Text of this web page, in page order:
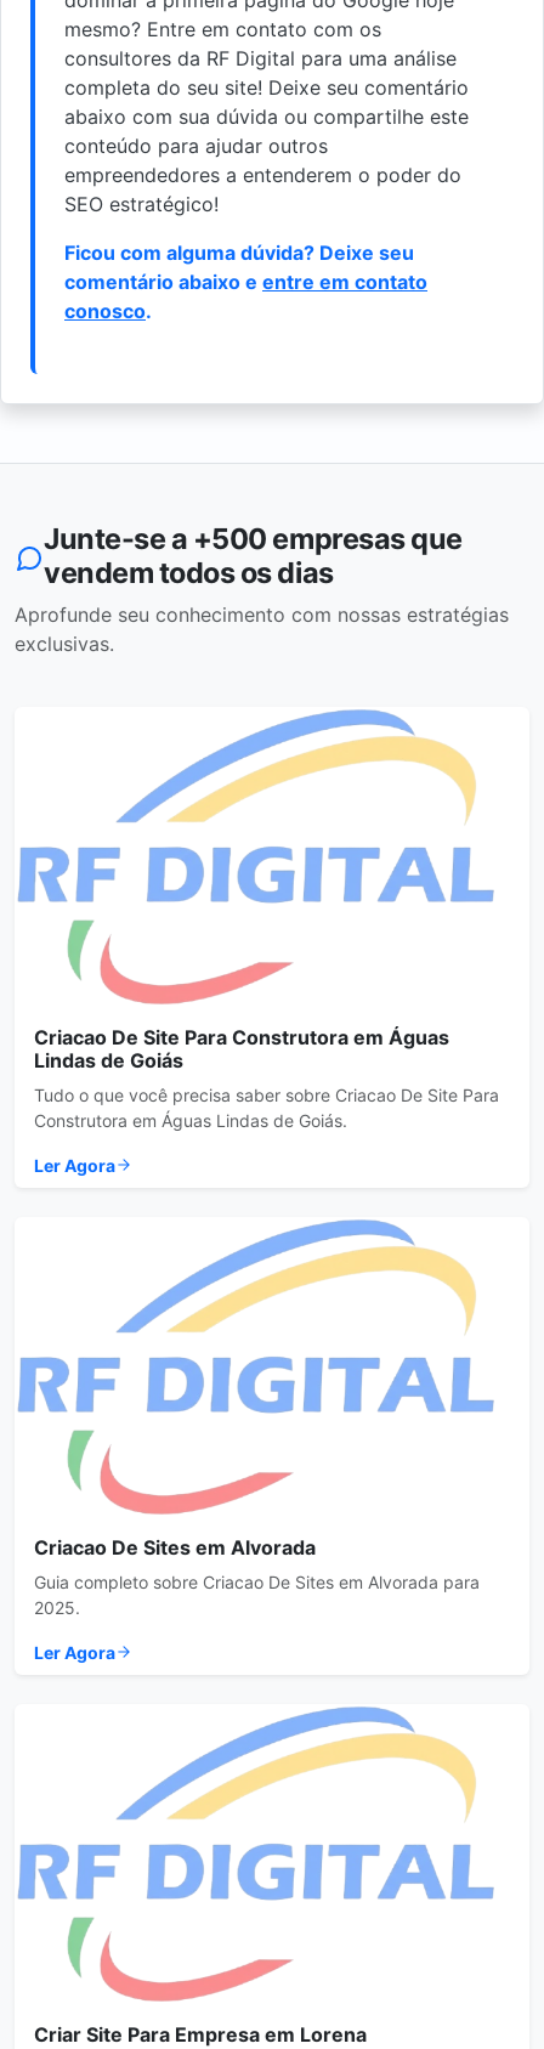
mesmo? Entre em contato com os
consultores da RF Digital para uma análise
completa do seu site! Deixe seu comentário
abaixo com sua dúvida ou compartilhe este
conteúdo para ajudar outros
empreendedores a entenderem o poder do
SEO estratégico!
Ficou com alguma dúvida? Deixe seu
comentário abaixo e entre em contato
conosco.
Junte-se a +500 empresas que
vendem todos os dias
Aprofunde seu conhecimento com nossas estratégias
exclusivas.
Criacao De Site Para Construtora em Águas
Lindas de Goiás
Tudo o que você precisa saber sobre Criacao De Site Para
Construtora em Águas Lindas de Goiás.
Ler Agora
Criacao De Sites em Alvorada
Guia completo sobre Criacao De Sites em Alvorada para
2025.
Ler Agora
Criar Site Para Empresa em Lorena